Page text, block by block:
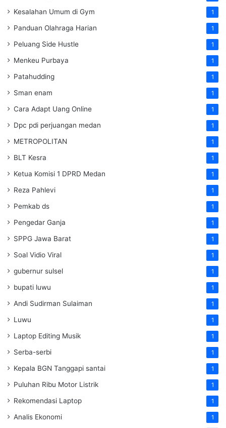
Kesalahan Umum di Gym 1
Panduan Olahraga Harian 1
Peluang Side Hustle 1
Menkeu Purbaya 1
Patahudding 1
Sman enam 1
Cara Adapt Uang Online 1
Dpc pdi perjuangan medan 1
METROPOLITAN 1
BLT Kesra 1
Ketua Komisi 1 DPRD Medan 1
Reza Pahlevi 1
Pemkab ds 1
Pengedar Ganja 1
SPPG Jawa Barat 1
Soal Vidio Viral 1
gubernur sulsel 1
bupati luwu 1
Andi Sudirman Sulaiman 1
Luwu 1
Laptop Editing Musik 1
Serba-serbi 1
Kepala BGN Tanggapi santai 1
Puluhan Ribu Motor Listrik 1
Rekomendasi Laptop 1
Analis Ekonomi 1